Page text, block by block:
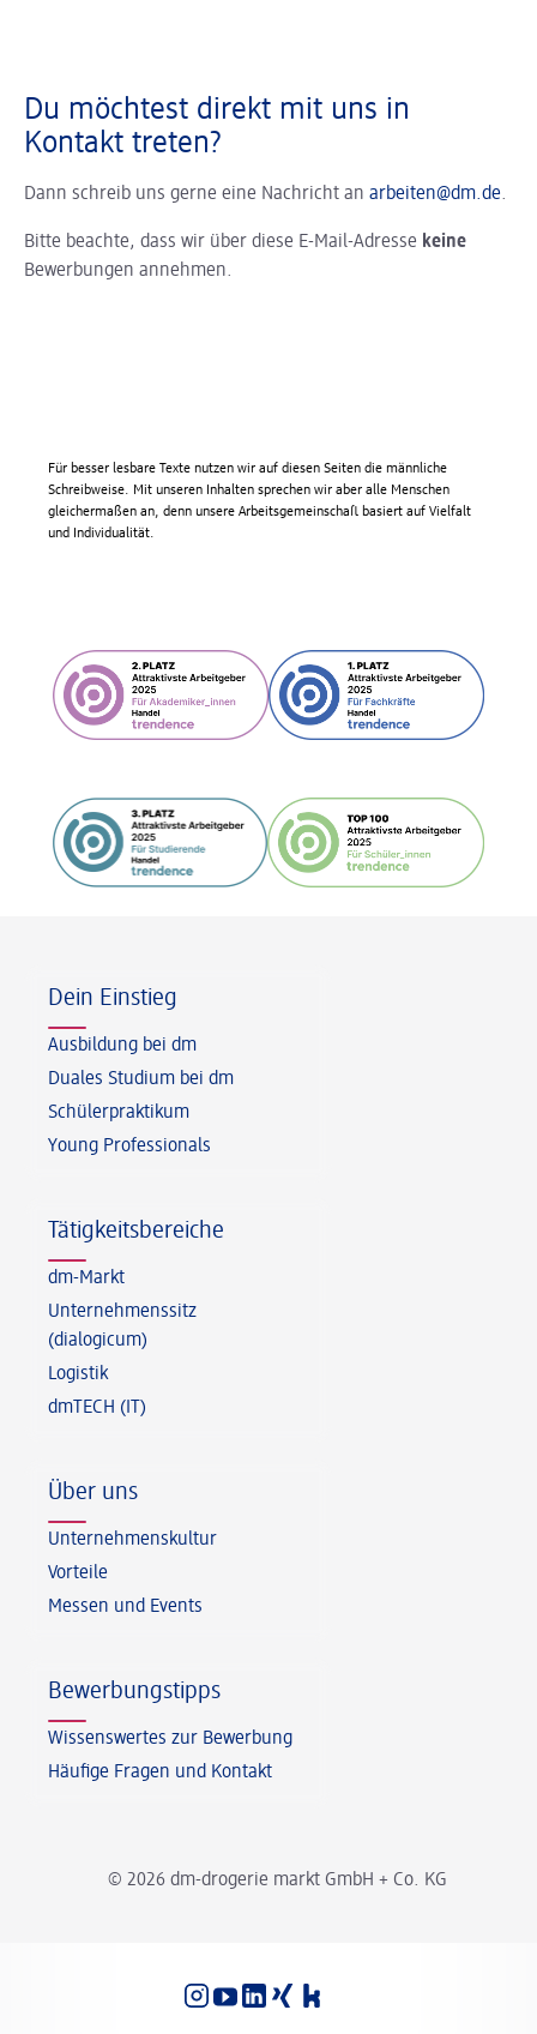
Du möchtest direkt mit uns in
Kontakt treten?
Dann schreib uns gerne eine Nachricht an arbeiten@dm.de.
Bitte beachte, dass wir über diese E-Mail-Adresse keine
Bewerbungen annehmen.
Für besser lesbare Texte nutzen wir auf diesen Seiten die männliche
Schreibweise. Mit unseren Inhalten sprechen wir aber alle Menschen
gleichermaßen an, denn unsere Arbeitsgemeinschaft basiert auf Vielfalt
und Individualität.
© 2026 dm-drogerie markt GmbH + Co. KG
Dein Einstieg
Ausbildung bei dm
Duales Studium bei dm
Schülerpraktikum
Young Professionals
Tätigkeitsbereiche
dm-Markt
Unternehmenssitz
(dialogicum)
Logistik
dmTECH (IT)
Über uns
Unternehmenskultur
Vorteile
Messen und Events
Bewerbungstipps
Wissenswertes zur Bewerbung
Häufige Fragen und Kontakt